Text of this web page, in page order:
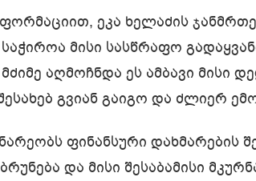
ეკა ხელაძის
მისი სასწრაფო
აღმოჩნდა ეს ამბავი მისი
გვიან გაიგო და ძლიერ
ფინანსური დახმარების
და მისი შესაბამისი